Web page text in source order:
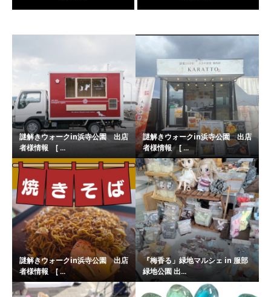
謎解きウォークin浜寺公園 出店
者様情報 [ ...
謎解きウォークin浜寺公園 出店
者様情報 [ ...
謎解きウォークin浜寺公園 出店
者様情報 [ ...
『梅香る」緑地マルシェ in 服部
緑地公園 出...